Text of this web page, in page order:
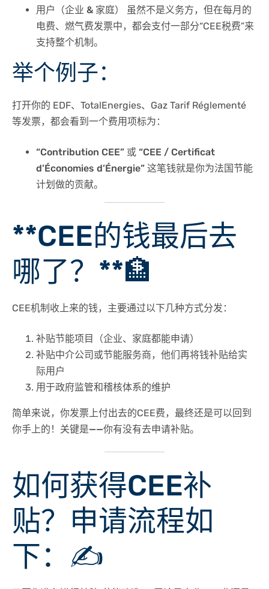
用户（企业 & 家庭）
虽然不是义务方，但在每月的
电费、燃气费发票中，都会支付一部分“CEE税费”来
支持整个机制。
举个例子：
打开你的 EDF、TotalEnergies、Gaz Tarif Réglementé
等发票，都会看到一个费用项标为：
“Contribution CEE” 或 “CEE / Certificat
d’Économies d’Énergie” 这笔钱就是你为法国节能
计划做的贡献。
**CEE的钱最后去
哪了？**🏦
CEE机制收上来的钱，主要通过以下几种方式分发：
补贴节能项目（企业、家庭都能申请）
补贴中介公司或节能服务商，他们再将钱补贴给实
际用户
用于政府监管和稽核体系的维护
简单来说，你发票上付出去的CEE费， 最终还是可以回到
你手上的！关键是——你有没有去申请补贴。
如何获得CEE补
贴？申请流程如
下： ✍️